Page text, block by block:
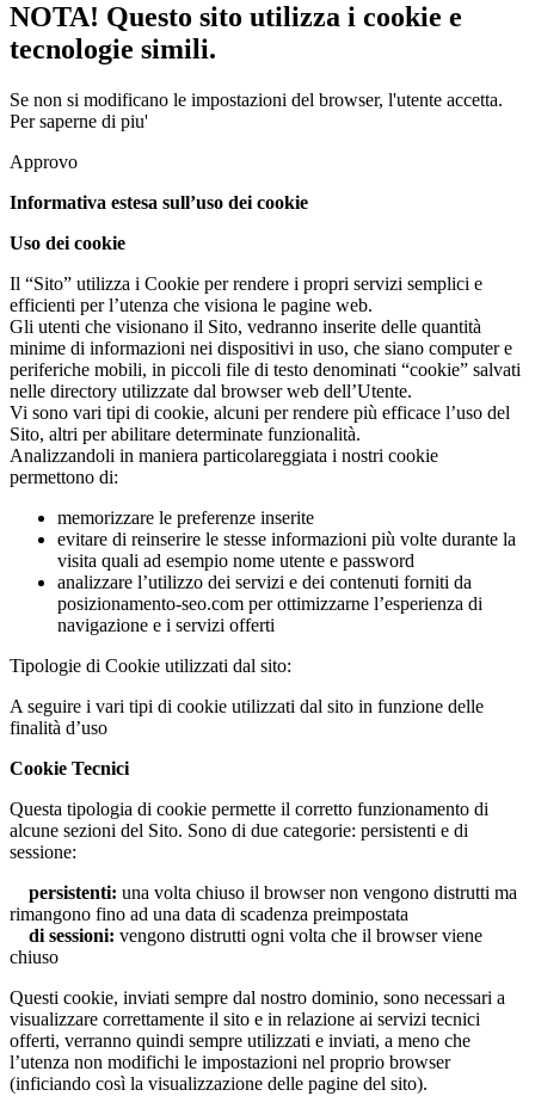
NOTA! Questo sito utilizza i cookie e
tecnologie simili.
Se non si modificano le impostazioni del browser, l'utente accetta.
Per saperne di piu'
Approvo
Informativa estesa sull’uso dei cookie
Uso dei cookie
Il “Sito” utilizza i Cookie per rendere i propri servizi semplici e
efficienti per l’utenza che visiona le pagine web.
Gli utenti che visionano il Sito, vedranno inserite delle quantità
minime di informazioni nei dispositivi in uso, che siano computer e
periferiche mobili, in piccoli file di testo denominati “cookie” salvati
nelle directory utilizzate dal browser web dell’Utente.
Vi sono vari tipi di cookie, alcuni per rendere più efficace l’uso del
Sito, altri per abilitare determinate funzionalità.
Analizzandoli in maniera particolareggiata i nostri cookie
permettono di:
memorizzare le preferenze inserite
evitare di reinserire le stesse informazioni più volte durante la
visita quali ad esempio nome utente e password
analizzare l’utilizzo dei servizi e dei contenuti forniti da
posizionamento-seo.com per ottimizzarne l’esperienza di
navigazione e i servizi offerti
Tipologie di Cookie utilizzati dal sito:
A seguire i vari tipi di cookie utilizzati dal sito in funzione delle
finalità d’uso
Cookie Tecnici
Questa tipologia di cookie permette il corretto funzionamento di
alcune sezioni del Sito. Sono di due categorie: persistenti e di
sessione:
persistenti: una volta chiuso il browser non vengono distrutti ma
rimangono fino ad una data di scadenza preimpostata
di sessioni: vengono distrutti ogni volta che il browser viene
chiuso
Questi cookie, inviati sempre dal nostro dominio, sono necessari a
visualizzare correttamente il sito e in relazione ai servizi tecnici
offerti, verranno quindi sempre utilizzati e inviati, a meno che
l’utenza non modifichi le impostazioni nel proprio browser
(inficiando così la visualizzazione delle pagine del sito).